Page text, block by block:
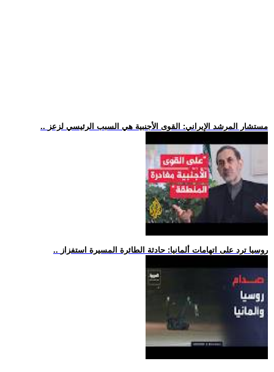
.. مستشار المرشد الإيراني: القوى الأجنبية هي السبب الرئيسي لزعز
.. روسيا ترد على اتهامات ألمانيا: حادثة الطائرة المسيرة استفزاز